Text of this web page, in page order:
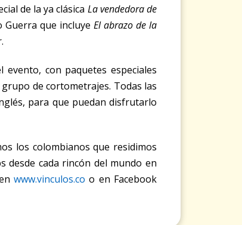
de la ya clásica La vendedora de
Guerra que incluye El abrazo de la
con paquetes especiales
de cortometrajes. Todas las
para que puedan disfrutarlo
los colombianos que residimos
cada rincón del mundo en
www.vinculos.co o en Facebook